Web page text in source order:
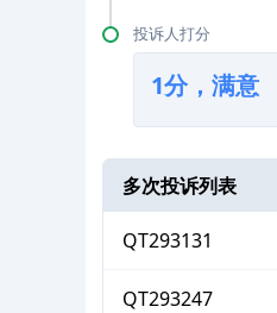
投诉人打分
1分，满意
多次投诉列表
QT293131
QT293247